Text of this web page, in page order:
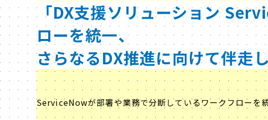
「DX支援ソリューション
ローを統一、
さらなるDX推進に向けて伴走
ServiceNowが部署や業務で分断しているワークフローを